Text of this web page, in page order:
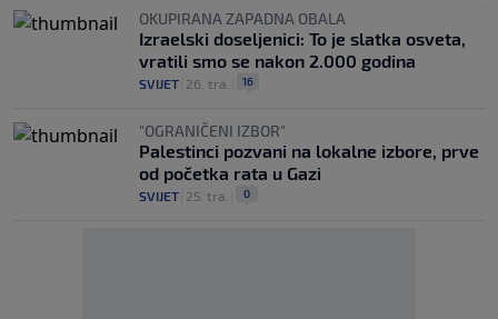
OKUPIRANA ZAPADNA OBALA
Izraelski doseljenici: To je slatka osveta,
vratili smo se nakon 2.000 godina
SVIJET 26. tra. 16
"OGRANIČENI IZBOR"
Palestinci pozvani na lokalne izbore, prve
od početka rata u Gazi
SVIJET 25. tra. 0